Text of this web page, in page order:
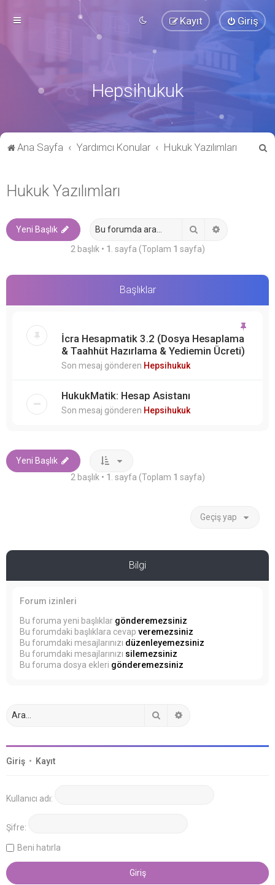
Giriş
Kayıt
Hepsihukuk
Ana Sayfa Yardımcı Konular Hukuk Yazılımları
Hukuk Yazılımları
Yeni Başlık
2 başlık • 1 . sayfa (Toplam 1 sayfa)
Başlıklar
İcra Hesapmatik 3.2 (Dosya Hesaplama
& Taahhüt Hazırlama & Yediemin Ücreti)
Son mesaj gönderen Hepsihukuk
HukukMatik: Hesap Asistanı
Son mesaj gönderen Hepsihukuk
Yeni Başlık
2 başlık • 1 . sayfa (Toplam 1 sayfa)
Geçiş yap
Bilgi
Forum izinleri
Bu foruma yeni başlıklar gönderemezsiniz
Bu forumdaki başlıklara cevap veremezsiniz
Bu forumdaki mesajlarınızı düzenleyemezsiniz
Bu forumdaki mesajlarınızı silemezsiniz
Bu foruma dosya ekleri gönderemezsiniz
Giriş • Kayıt
Kullanıcı adı:
Şifre:
Beni hatırla